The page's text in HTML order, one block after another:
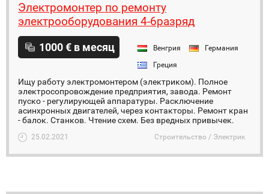
Электромонтер по ремонту
электрооборудования 4-6разряд
1000 € в месяц Венгрия
Германия
Греция
Ищу работу электромонтером (электриком). Полное
электросопровождение предприятия, завода. Ремонт
пуско - регулирующей аппаратуры. Расключение
асинхронных двигателей, через контакторы. Ремонт кран
- балок. Станков. Чтение схем. Без вредных привычек.
25.02.2021 Строительство / Электрик